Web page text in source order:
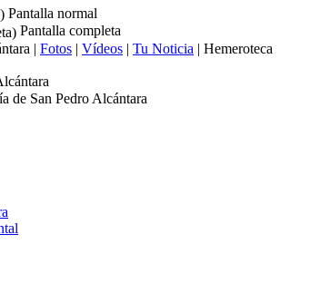
Pantalla normal
Pantalla completa
| Fotos | Vídeos | Tu Noticia | Hemeroteca
de San Pedro Alcántara